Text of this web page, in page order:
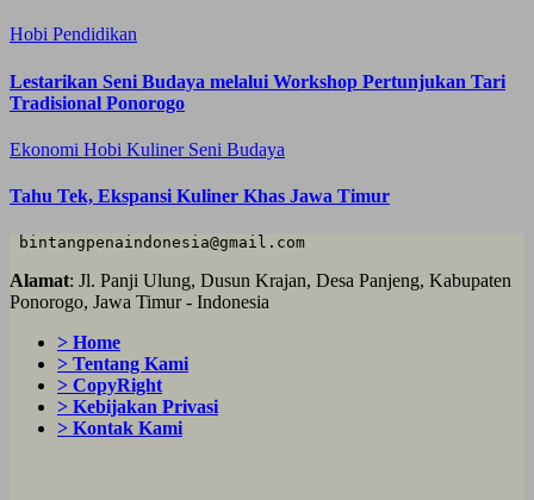
Hobi Pendidikan
Lestarikan Seni Budaya melalui Workshop Pertunjukan Tari
Tradisional Ponorogo
Ekonomi Hobi Kuliner Seni Budaya
Tahu Tek, Ekspansi Kuliner Khas Jawa Timur
bintangpenaindonesia@gmail.com
Alamat: Jl. Panji Ulung, Dusun Krajan, Desa Panjeng, Kabupaten
Ponorogo, Jawa Timur - Indonesia
> Home
> Tentang Kami
> CopyRight
> Kebijakan Privasi
> Kontak Kami